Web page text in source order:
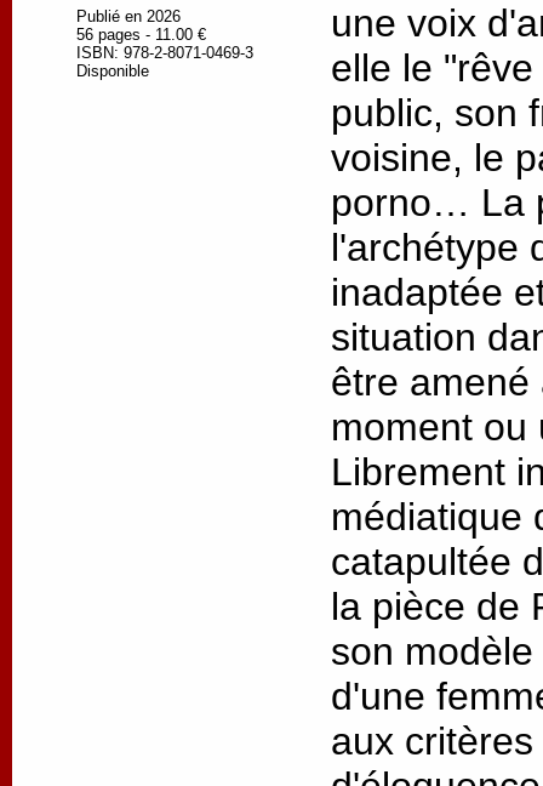
Publié en 2026
56 pages - 11.00 €
ISBN: 978-2-8071-0469-3
Disponible
une voix
elle le
public, son
voisine, le
porno… La
l'archétype
inadaptée
situation
être amené
moment ou
Librement
médiatique
catapultée
la pièce de
son
d'une
aux